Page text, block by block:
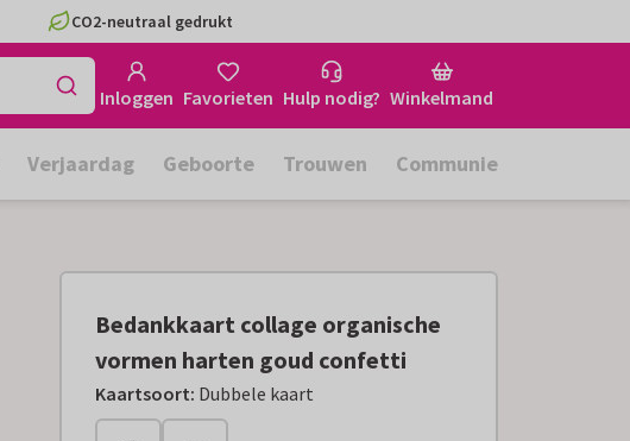
CO2-neutraal gedrukt
Inloggen Favorieten Hulp nodig? Winkelmand
Verjaardag Geboorte Trouwen Communie
Bedankkaart collage organische
vormen harten goud confetti
Kaartsoort: Dubbele kaart